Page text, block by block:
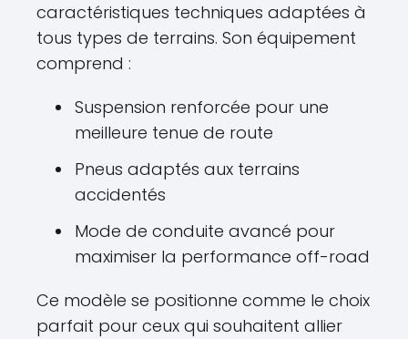
caractéristiques techniques adaptées à
tous types de terrains. Son équipement
comprend :
Suspension renforcée pour une
meilleure tenue de route
Pneus adaptés aux terrains
accidentés
Mode de conduite avancé pour
maximiser la performance off-road
Ce modèle se positionne comme le choix
parfait pour ceux qui souhaitent allier